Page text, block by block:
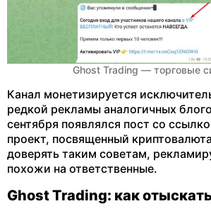
Ghost Trading — торговые
Канал монетизируется
редкой рекламы аналогичных
сентября появлялся пост со
проект, посвященный
доверять таким советам,
похожи на ответственные.
Ghost Trading: как